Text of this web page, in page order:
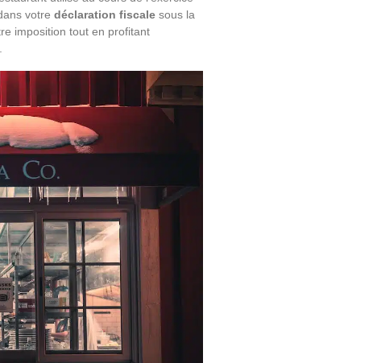
votre déclaration fiscale sous la
imposition tout en profitant